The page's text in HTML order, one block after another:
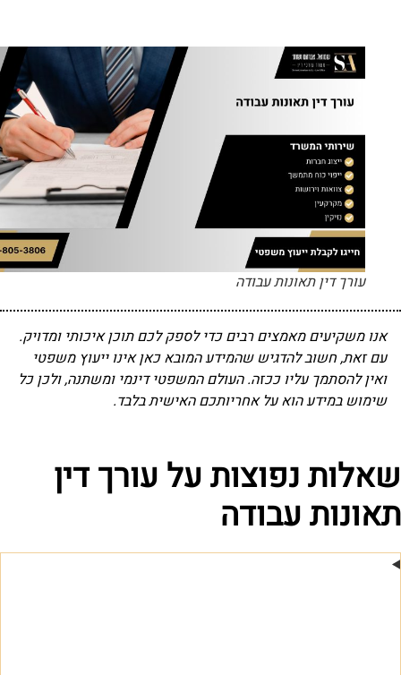
עורך דין תאונות עבודה
אנו משקיעים מאמצים רבים כדי לספק לכם תוכן איכותי ומדויק.
עם זאת, חשוב להדגיש שהמידע המובא כאן אינו ייעוץ משפטי
ואין להסתמך עליו ככזה. העולם המשפטי דינמי ומשתנה, ולכן כל
שימוש במידע הוא על אחריותכם האישית בלבד.
שאלות נפוצות על עורך דין
תאונות עבודה